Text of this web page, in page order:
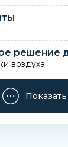
решение
воздуха
потока